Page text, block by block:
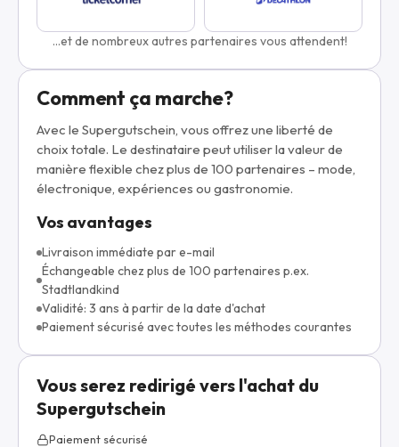
...et de nombreux autres partenaires vous attendent!
Comment ça marche?
Avec le Supergutschein, vous offrez une liberté de
choix totale. Le destinataire peut utiliser la valeur de
manière flexible chez plus de 100 partenaires – mode,
électronique, expériences ou gastronomie.
Vos avantages
Livraison immédiate par e-mail
Échangeable chez plus de 100 partenaires p.ex.
Stadtlandkind
Validité: 3 ans à partir de la date d'achat
Paiement sécurisé avec toutes les méthodes courantes
Vous serez redirigé vers l'achat du
Supergutschein
Paiement sécurisé